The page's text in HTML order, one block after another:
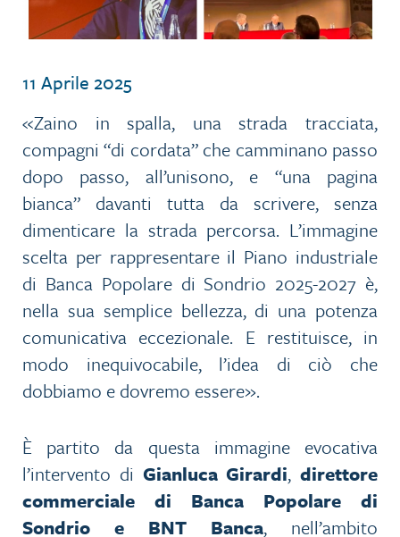
11 Aprile 2025
«Zaino in spalla, una strada tracciata,
compagni “di cordata” che camminano passo
dopo passo, all’unisono, e “una pagina
bianca” davanti tutta da scrivere, senza
dimenticare la strada percorsa. L’immagine
scelta per rappresentare il Piano industriale
di Banca Popolare di Sondrio 2025-2027 è,
nella sua semplice bellezza, di una potenza
comunicativa eccezionale. E restituisce, in
modo inequivocabile, l’idea di ciò che
dobbiamo e dovremo essere».
È partito da questa immagine evocativa
l’intervento di Gianluca Girardi, direttore
commerciale di Banca Popolare di
Sondrio e BNT Banca, nell’ambito